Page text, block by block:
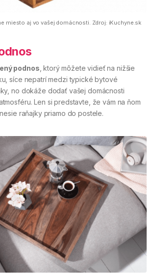
miesto aj vo vašej domácnosti. Zdroj: iKuchyne.sk
podnos , ktorý môžete vidieť na nižšie
síce nepatrí medzi typické bytové
no dokáže dodať vašej domácnosti
Len si predstavte, že vám na ňom
raňajky priamo do postele.